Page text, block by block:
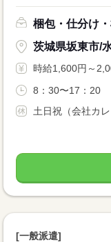
梱包・仕分け
茨城県坂東市/
時給1,600円～
8：30〜17：20
土日祝（会社カレ
[一般派遣]